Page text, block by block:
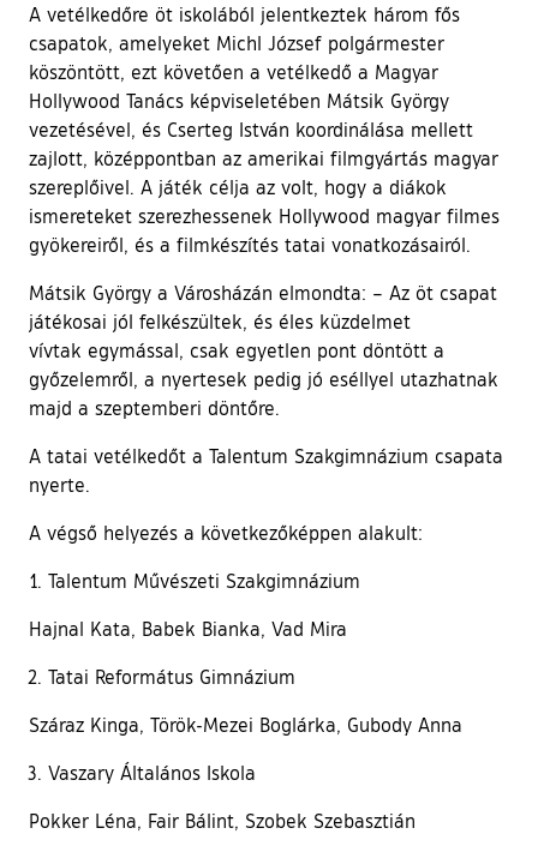
A vetélkedőre öt iskolából jelentkeztek három fős
csapatok, amelyeket Michl József polgármester
köszöntött, ezt követően a vetélkedő a Magyar
Hollywood Tanács képviseletében Mátsik György
vezetésével, és Cserteg István koordinálása mellett
zajlott, középpontban az amerikai filmgyártás magyar
szereplőivel. A játék célja az volt, hogy a diákok
ismereteket szerezhessenek Hollywood magyar filmes
gyökereiről, és a filmkészítés tatai vonatkozásairól.
Mátsik György a Városházán elmondta: – Az öt csapat
játékosai jól felkészültek, és éles küzdelmet
vívtak egymással, csak egyetlen pont döntött a
győzelemről, a nyertesek pedig jó eséllyel utazhatnak
majd a szeptemberi döntőre.
A tatai vetélkedőt a Talentum Szakgimnázium csapata
nyerte.
A végső helyezés a következőképpen alakult:
Talentum Művészeti Szakgimnázium
Hajnal Kata, Babek Bianka, Vad Mira
Tatai Református Gimnázium
Száraz Kinga, Török-Mezei Boglárka, Gubody Anna
Vaszary Általános Iskola
Pokker Léna, Fair Bálint, Szobek Szebasztián